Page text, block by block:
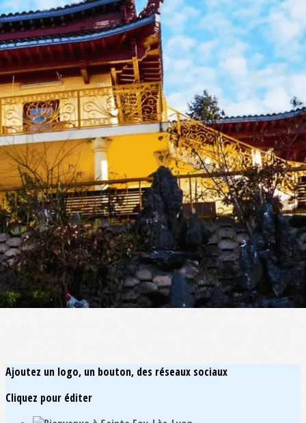
Exporter les lignes sélectionnées
Exporter toutes les colonnes
Exporter uniquement les colonnes affichées
Menu
<
>
Actu Bienvenue
Actu Près de Nous
Galerie Photos Actualité
?>
Images de la page d'accueil
Cliquez pour éditer
Ajoutez un logo, un bouton, des réseaux sociaux
Cliquez pour éditer